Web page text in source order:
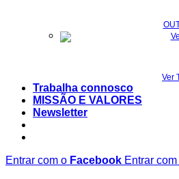
Ver
Trabalha connosco
MISSÃO E VALORES
Newsletter
Entrar com o Facebook Entrar com